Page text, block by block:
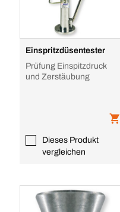
Einspritzdüsentester
Prüfung Einspitzdruck
und Zerstäubung
Dieses Produkt
vergleichen